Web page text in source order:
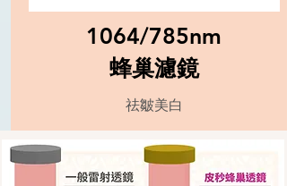
1064/785nm
蜂巢濾鏡
祛皺美白